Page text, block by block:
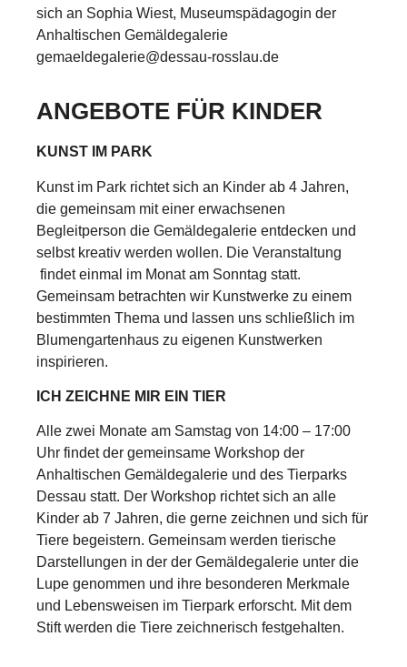
sich an Sophia Wiest, Museumspädagogin der
Anhaltischen Gemäldegalerie
gemaeldegalerie@dessau-rosslau.de
ANGEBOTE FÜR KINDER
KUNST IM PARK
Kunst im Park richtet sich an Kinder ab 4 Jahren,
die gemeinsam mit einer erwachsenen
Begleitperson die Gemäldegalerie entdecken und
selbst kreativ werden wollen. Die Veranstaltung
findet einmal im Monat am Sonntag statt.
Gemeinsam betrachten wir Kunstwerke zu einem
bestimmten Thema und lassen uns schließlich im
Blumengartenhaus zu eigenen Kunstwerken
inspirieren.
ICH ZEICHNE MIR EIN TIER
Alle zwei Monate am Samstag von 14:00 – 17:00
Uhr findet der gemeinsame Workshop der
Anhaltischen Gemäldegalerie und des Tierparks
Dessau statt. Der Workshop richtet sich an alle
Kinder ab 7 Jahren, die gerne zeichnen und sich für
Tiere begeistern. Gemeinsam werden tierische
Darstellungen in der der Gemäldegalerie unter die
Lupe genommen und ihre besonderen Merkmale
und Lebensweisen im Tierpark erforscht. Mit dem
Stift werden die Tiere zeichnerisch festgehalten.